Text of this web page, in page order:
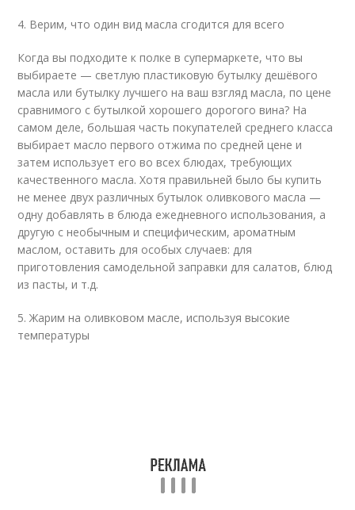
4. Верим, что один вид масла сгодится для всего
Когда вы подходите к полке в супермаркете, что вы
выбираете — светлую пластиковую бутылку дешёвого
масла или бутылку лучшего на ваш взгляд масла, по цене
сравнимого с бутылкой хорошего дорогого вина? На
самом деле, большая часть покупателей среднего класса
выбирает масло первого отжима по средней цене и
затем использует его во всех блюдах, требующих
качественного масла. Хотя правильней было бы купить
не менее двух различных бутылок оливкового масла —
одну добавлять в блюда ежедневного использования, а
другую с необычным и специфическим, ароматным
маслом, оставить для особых случаев: для
приготовления самодельной заправки для салатов, блюд
из пасты, и т.д.
5. Жарим на оливковом масле, используя высокие
температуры